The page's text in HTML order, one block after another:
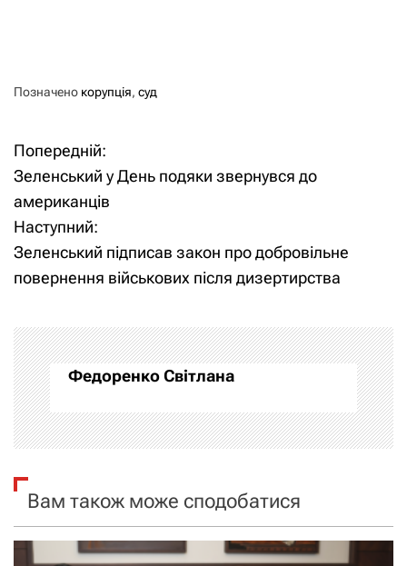
Позначено корупція, суд
Н
а
в
і
а
ц
і
а
Попередній:
Зеленський у День подяки звернувся до
американців
Наступний:
Зеленський підписав закон про добровільне
повернення військових після дизертирства
Федоренко Світлана
Вам також може сподобатися